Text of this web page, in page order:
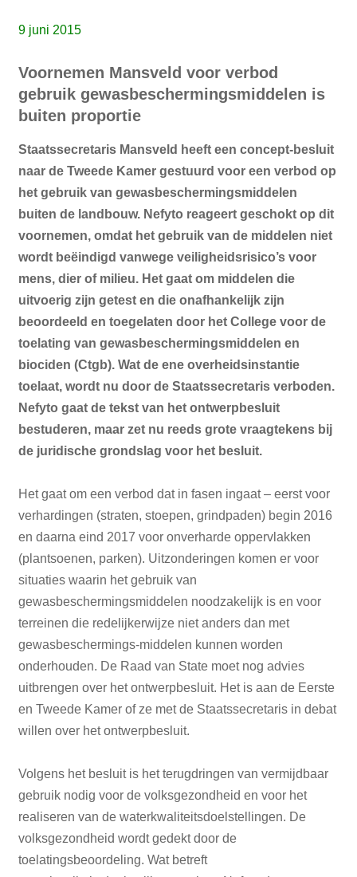
9 juni 2015
Voornemen Mansveld voor verbod
gebruik gewasbeschermingsmiddelen is
buiten proportie
Staatssecretaris Mansveld heeft een concept-besluit
naar de Tweede Kamer gestuurd voor een verbod op
het gebruik van gewasbeschermingsmiddelen
buiten de landbouw. Nefyto reageert geschokt op dit
voornemen, omdat het gebruik van de middelen niet
wordt beëindigd vanwege veiligheidsrisico’s voor
mens, dier of milieu. Het gaat om middelen die
uitvoerig zijn getest en die onafhankelijk zijn
beoordeeld en toegelaten door het College voor de
toelating van gewasbeschermingsmiddelen en
biociden (Ctgb). Wat de ene overheidsinstantie
toelaat, wordt nu door de Staatssecretaris verboden.
Nefyto gaat de tekst van het ontwerpbesluit
bestuderen, maar zet nu reeds grote vraagtekens bij
de juridische grondslag voor het besluit.
Het gaat om een verbod dat in fasen ingaat – eerst voor
verhardingen (straten, stoepen, grindpaden) begin 2016
en daarna eind 2017 voor onverharde oppervlakken
(plantsoenen, parken). Uitzonderingen komen er voor
situaties waarin het gebruik van
gewasbeschermingsmiddelen noodzakelijk is en voor
terreinen die redelijkerwijze niet anders dan met
gewasbeschermings-middelen kunnen worden
onderhouden. De Raad van State moet nog advies
uitbrengen over het ontwerpbesluit. Het is aan de Eerste
en Tweede Kamer of ze met de Staatssecretaris in debat
willen over het ontwerpbesluit.
Volgens het besluit is het terugdringen van vermijdbaar
gebruik nodig voor de volksgezondheid en voor het
realiseren van de waterkwaliteitsdoelstellingen. De
volksgezondheid wordt gedekt door de
toelatingsbeoordeling. Wat betreft